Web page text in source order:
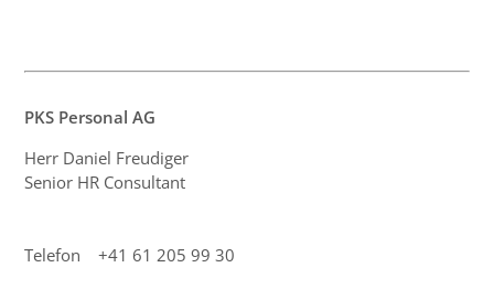
PKS Personal AG
Herr Daniel Freudiger
Senior HR Consultant
Telefon +41 61 205 99 30